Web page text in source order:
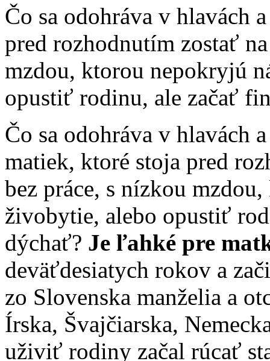
Čo sa odohráva v hlavách
pred rozhodnutím zostať
mzdou, ktorou nepokryjú
opustiť rodinu, ale začať
Čo sa odohráva v hlavách
matiek, ktoré stoja pred
bez práce, s nízkou
živobytie, alebo opustiť
dýchať? Je ľahké pre
deväťdesiatych rokov a
zo Slovenska manželia a
Írska, Švajčiarska,
uživiť rodiny začal rúcať